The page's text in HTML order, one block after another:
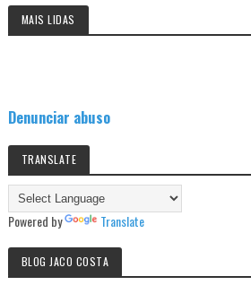
MAIS LIDAS
Denunciar abuso
TRANSLATE
Powered by Translate
BLOG JACO COSTA